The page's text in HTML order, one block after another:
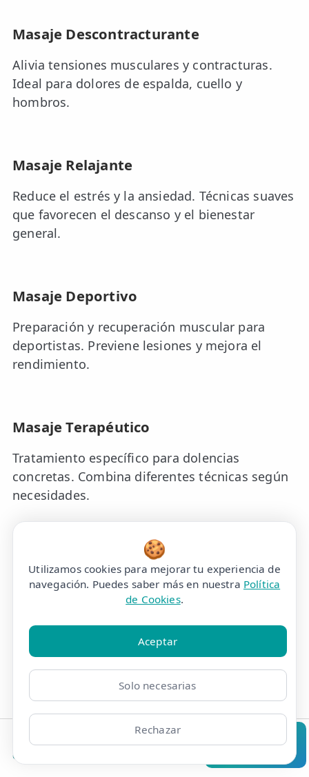
Masaje Descontracturante
Alivia tensiones musculares y contracturas.
Ideal para dolores de espalda, cuello y
hombros.
Masaje Relajante
Reduce el estrés y la ansiedad. Técnicas suaves
que favorecen el descanso y el bienestar
general.
Masaje Deportivo
Preparación y recuperación muscular para
deportistas. Previene lesiones y mejora el
rendimiento.
Masaje Terapéutico
Tratamiento específico para dolencias
concretas. Combina diferentes técnicas según
necesidades.
Estimula el sistema linfático. Reduce la
retención de líquidos y mejora la circulación.
Masaje con Ventosas
Técnica de cupping que mejora la circulación y
alivia dolores musculares profundos.
Clínicas
🍪
Utilizamos cookies para mejorar tu experiencia de
navegación. Puedes saber más en nuestra Política
de Cookies.
Aceptar
Solo necesarias
Rechazar